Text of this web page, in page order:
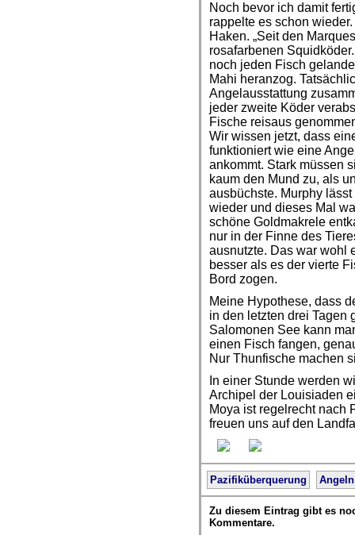
Noch bevor ich damit
rappelte es schon
Haken. „Seit den
rosafarbenen
noch jeden Fisch
Mahi heranzog.
Angelausstattung
jeder zweite Köder
Fische reisaus
Wir wissen jetzt, dass
funktioniert wie eine
ankommt. Stark müssen
kaum den Mund zu, als
ausbüchste. Murphy
wieder und dieses Mal
schöne Goldmakrele
nur in der Finne des
ausnutzte. Das war wohl
besser als es der vierte
Bord zogen.
Meine Hypothese, dass
in den letzten drei Tagen
Salomonen See kann
einen Fisch fangen,
Nur Thunfische machen
In einer Stunde werden
Archipel der Louisiaden
Moya ist regelrecht nach
freuen uns auf den
Pazifiküberquerung Angeln
Zu diesem Eintrag gibt es
Kommentare.